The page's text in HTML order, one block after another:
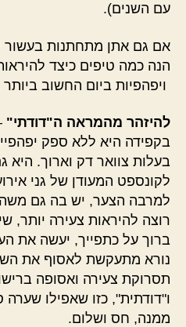
עם השנים).
אם גם אתן מתחתנות בעשור
הנה כמה טיפים כיצד
ויפהפיות ביום החשוב ביותר
להיזהר מהמראה ה"דודתי"
בקפידה היא ללא ספק
בעלות צוואר דק וארוך.
לקונספט המעודן של גני
למרבה הצער, יש בה גם
רוצה להיראות צעירה יותר,
ברוך על כתפייך, יעשה את
נורא מתעקשת לאסוף את
תסרוקת צעירה ואסופה
ו"דודתית", כזו שאפילו
ממנה, חס ושלום.